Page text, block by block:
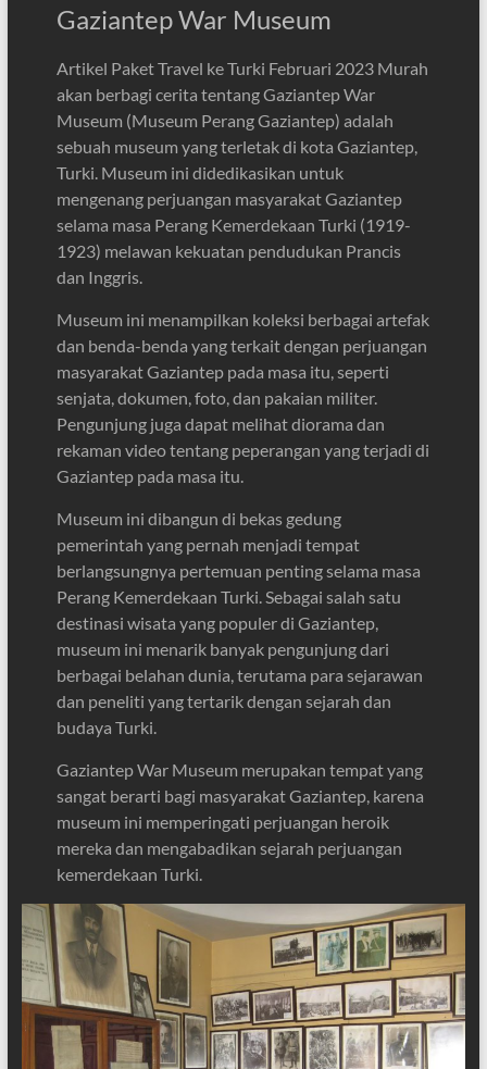
Gaziantep War Museum
Artikel Paket Travel ke Turki Februari 2023 Murah
akan berbagi cerita tentang Gaziantep War
Museum (Museum Perang Gaziantep) adalah
sebuah museum yang terletak di kota Gaziantep,
Turki. Museum ini didedikasikan untuk
mengenang perjuangan masyarakat Gaziantep
selama masa Perang Kemerdekaan Turki (1919-
1923) melawan kekuatan pendudukan Prancis
dan Inggris.
Museum ini menampilkan koleksi berbagai artefak
dan benda-benda yang terkait dengan perjuangan
masyarakat Gaziantep pada masa itu, seperti
senjata, dokumen, foto, dan pakaian militer.
Pengunjung juga dapat melihat diorama dan
rekaman video tentang peperangan yang terjadi di
Gaziantep pada masa itu.
Museum ini dibangun di bekas gedung
pemerintah yang pernah menjadi tempat
berlangsungnya pertemuan penting selama masa
Perang Kemerdekaan Turki. Sebagai salah satu
destinasi wisata yang populer di Gaziantep,
museum ini menarik banyak pengunjung dari
berbagai belahan dunia, terutama para sejarawan
dan peneliti yang tertarik dengan sejarah dan
budaya Turki.
Gaziantep War Museum merupakan tempat yang
sangat berarti bagi masyarakat Gaziantep, karena
museum ini memperingati perjuangan heroik
mereka dan mengabadikan sejarah perjuangan
kemerdekaan Turki.